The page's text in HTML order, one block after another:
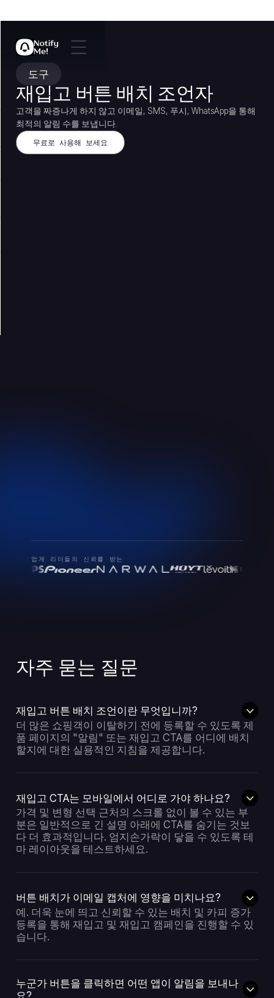
도구
재입고 버튼 배치 조언자
고객을 짜증나게 하지 않고 이메일, SMS, 푸시, WhatsApp을 통해
최적의 알림 수를 보냅니다.
무료로 사용해 보세요
업계 리더들의 신뢰를 받는
자주 묻는 질문
재입고 버튼 배치 조언이란 무엇입니까?
더 많은 쇼핑객이 이탈하기 전에 등록할 수 있도록 제
품 페이지의 "알림" 또는 재입고 CTA를 어디에 배치
할지에 대한 실용적인 지침을 제공합니다.
재입고 CTA는 모바일에서 어디로 가야 하나요?
가격 및 변형 선택 근처의 스크롤 없이 볼 수 있는 부
분은 일반적으로 긴 설명 아래에 CTA를 숨기는 것보
다 더 효과적입니다. 엄지손가락이 닿을 수 있도록 테
마 레이아웃을 테스트하세요.
버튼 배치가 이메일 캡처에 영향을 미치나요?
예. 더욱 눈에 띄고 신뢰할 수 있는 배치 및 카피 증가
등록을 통해 재입고 및 재입고 캠페인을 진행할 수 있
습니다.
누군가 버튼을 클릭하면 어떤 앱이 알림을 보내나
요?